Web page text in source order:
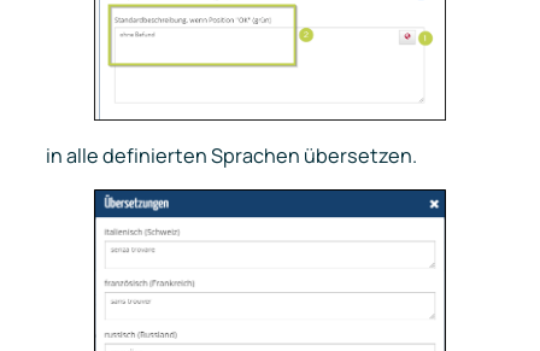
in alle definierten Sprachen übersetzen.